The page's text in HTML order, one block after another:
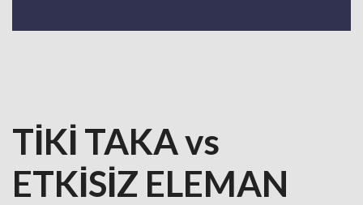
TİKİ TAKA vs
ETKİSİZ ELEMAN